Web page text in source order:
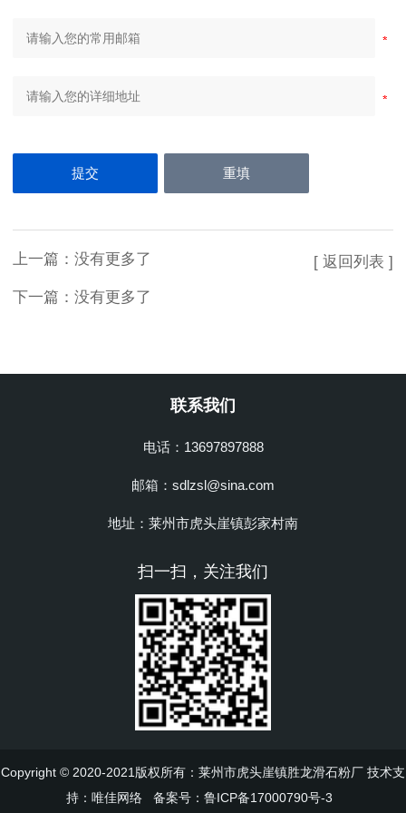
上一篇：没有更多了
下一篇：没有更多了
[ 返回列表 ]
联系我们
电话：13697897888
邮箱：sdlzsl@sina.com
地址：莱州市虎头崖镇彭家村南
扫一扫，关注我们
Copyright © 2020-2021版权所有：莱州市虎头崖镇胜龙滑石粉厂 技术支
持： 唯佳网络 备案号： 鲁ICP备17000790号-3